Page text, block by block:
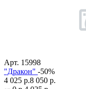
Арт. 15998
"Дракон" -50%
4 025 р.8 050 р.